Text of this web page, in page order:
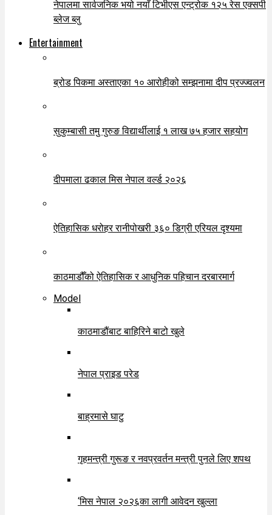
नेपालमा सार्वजनिक भयो नयाँ टिभीएस एन्ट्रोक १२५ रेस एक्सपी
ब्लेज ब्लु
Entertainment
ब्रोड पिकमा अस्ताएका १० आरोहीको सम्झनामा दीप प्रज्ज्वलन
सुकुम्बासी तमु गुरुङ विद्यार्थीलाई १ लाख ७५ हजार सहयोग
दीपमाला ढकाल मिस नेपाल वर्ल्ड २०२६
ऐतिहासिक धरोहर रानीपोखरी ३६० डिग्री एरियल दृश्यमा
काठमाडौँको ऐतिहासिक र आधुनिक पहिचान दरबारमार्ग
Model
काठमाडौंबाट बाहिरिने बाटो खुले
नेपाल प्राइड परेड
बाह्रमासे घाटु
गृहमन्त्री गुरूङ र नवप्रवर्तन मन्त्री पुनले लिए शपथ
‘मिस नेपाल २०२६का लागी आवेदन खुल्ला